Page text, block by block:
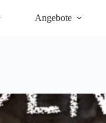
Angebote